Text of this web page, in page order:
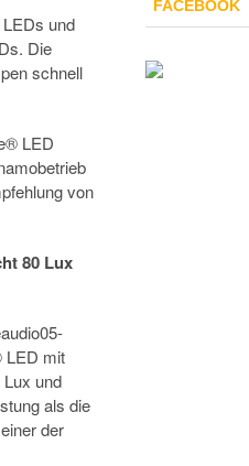
und
Die
schnell
LED
von
80 Lux
LED mit
und
als die
der
FACEBOOK